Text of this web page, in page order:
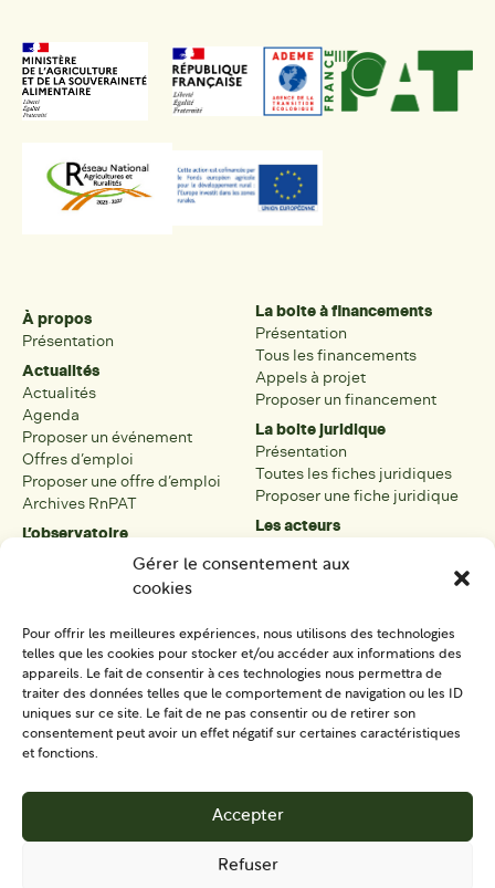
Gérer le consentement aux
cookies
Pour offrir les meilleures expériences, nous utilisons des technologies
telles que les cookies pour stocker et/ou accéder aux informations des
appareils. Le fait de consentir à ces technologies nous permettra de
traiter des données telles que le comportement de navigation ou les ID
uniques sur ce site. Le fait de ne pas consentir ou de retirer son
consentement peut avoir un effet négatif sur certaines caractéristiques
et fonctions.
Accepter
Refuser
À propos
Présentation
Actualités
Actualités
Agenda
Proposer un événement
Offres d’emploi
Proposer une offre d’emploi
Archives RnPAT
L’observatoire
Présentation de l’observatoire
La boîte à outils
Présentation
Tous les outils
Proposer un outil
La boite à financements
Présentation
Tous les financements
Appels à projet
Proposer un financement
La boite juridique
Présentation
Toutes les fiches juridiques
Proposer une fiche juridique
Les acteurs
Tous les acteurs
CONTACT
S'IMPLIQUER